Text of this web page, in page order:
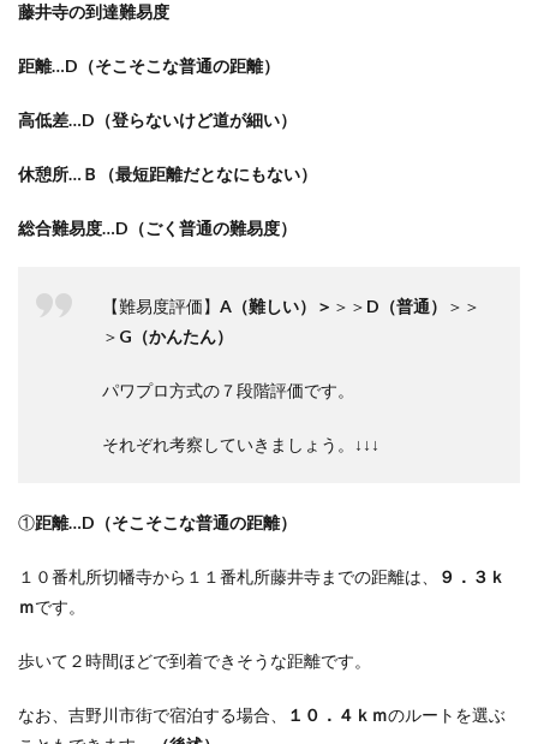
藤井寺の到達難易度
距離…D（そこそこな普通の距離）
高低差…D（登らないけど道が細い）
休憩所…Ｂ（最短距離だとなにもない）
総合難易度…D（ごく普通の難易度）
【難易度評価】 A（難しい）＞ ＞＞ D（普通）
＞＞
＞ G（かんたん）
パワプロ方式の７段階評価です。
それぞれ考察していきましょう。↓↓↓
①距離…D（そこそこな普通の距離）
１０番札所切幡寺から１１番札所藤井寺までの距離は、
９．３ｋ
ｍです。
歩いて２時間ほどで到着できそうな距離です。
なお、吉野川市街で宿泊する場合、 １０．４ｋｍのルートを選ぶ